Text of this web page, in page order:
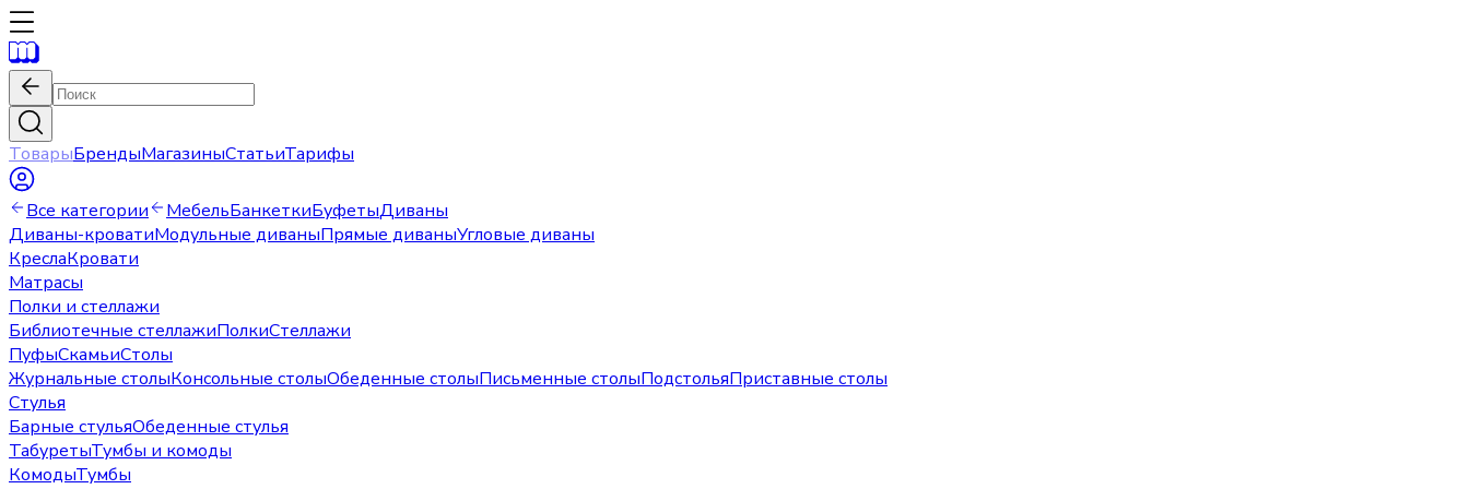
ТоварыБрендыМагазиныСтатьиТарифы
Все категории МебельБанкеткиБуфетыДиваны
Диваны-кроватиМодульные диваныПрямые диваныУгловые диваны
КреслаКровати
Матрасы
Полки и стеллажи
Библиотечные стеллажиПолкиСтеллажи
ПуфыСкамьиСтолы
Журнальные столыКонсольные столыОбеденные столыПисьменные столыПодстольяПриставные столы
Стулья
Барные стульяОбеденные стулья
ТабуретыТумбы и комоды
КомодыТумбы